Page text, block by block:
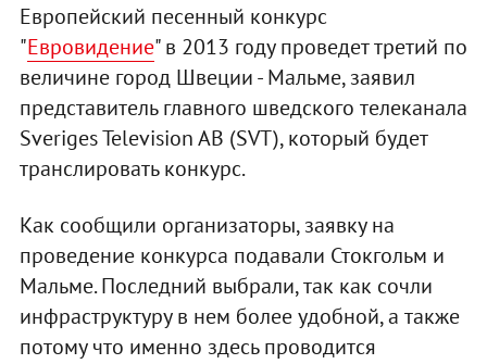
Европейский песенный конкурс
"Евровидение" в 2013 году проведет третий по
величине город Швеции - Мальме, заявил
представитель главного шведского телеканала
Sveriges Television AB (SVT), который будет
транслировать конкурс.
Как сообщили организаторы, заявку на
проведение конкурса подавали Стокгольм и
Мальме. Последний выбрали, так как сочли
инфраструктуру в нем более удобной, а также
потому что именно здесь проводится